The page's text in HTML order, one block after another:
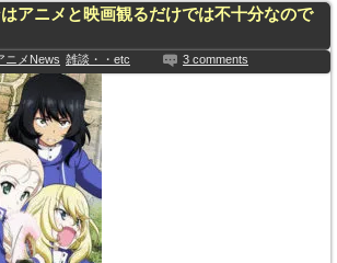
アニメと映画観るだけでは不十分なので
ニメNews 雑談・・etc 3 comments